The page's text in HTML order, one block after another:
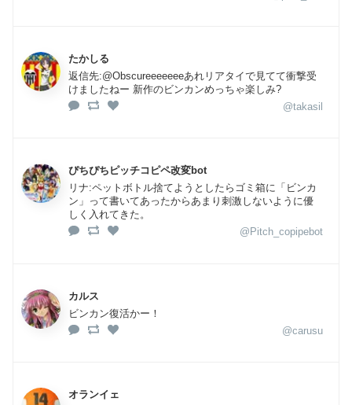
たかしる
返信先:@Obscureeeeeeeあれリアタイで見てて衝撃受
けましたねー 新作のビンカンめっちゃ楽しみ?
@takasil
ぴちぴちピッチコピペ改変bot
リナ:ペットボトル捨てようとしたらゴミ箱に「ビンカ
ン」って書いてあったからあまり刺激しないように優
しく入れてきた。
@Pitch_copipebot
カルス
ビンカン復活かー！
@carusu
オランイェ